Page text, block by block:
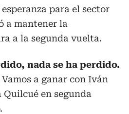
para el sector
a mantener la
a la segunda vuelta.
nada se ha perdido.
Vamos a ganar con Iván
Quilcué en segunda